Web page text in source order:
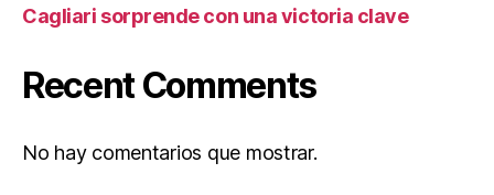
Cagliari sorprende con una victoria clave
Recent Comments
No hay comentarios que mostrar.